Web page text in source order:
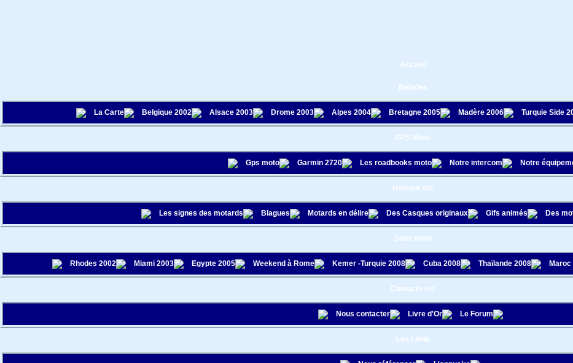
Accueil
Balades
La Carte Belgique 2002 Alsace 2003 Drome 2003 Alpes 2004 Bretagne 2005 Madère 2006 Turquie Side
GPS Moto
Gps moto Garmin 2720 Les roadbooks moto Notre intercom Notre
Humour etc
Les signes des motards Blagues Motards en délire Des Casques originaux Gifs animés Des
Sans moto
Rhodes 2002 Miami 2003 Egypte 2005 Weekend à Rome Kemer -Turquie 2008 Cuba 2008 Thaïlande 2008 Maroc
Contacts etc
Nous contacter Livre d'Or Le Forum
Les Liens